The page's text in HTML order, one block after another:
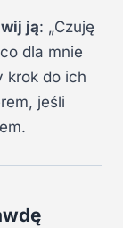
ją: „Czuję
dla mnie
krok do ich
jeśli